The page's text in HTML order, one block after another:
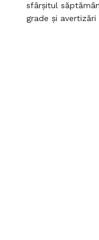
sfârșitul
grade și